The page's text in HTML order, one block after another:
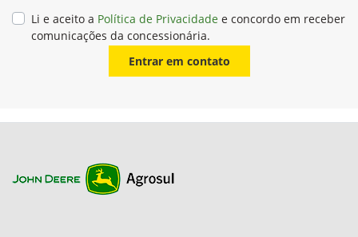
Li e aceito a Política de Privacidade e concordo em receber
comunicações da concessionária.
Entrar em contato